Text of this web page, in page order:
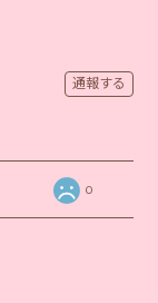
通報する
0